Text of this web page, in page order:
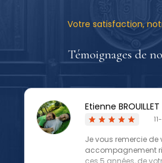
Votre satisfaction,
Témoignages de
Etienne BROUILLET
Je vous remercie de
accompagnement
ces 5 années, de